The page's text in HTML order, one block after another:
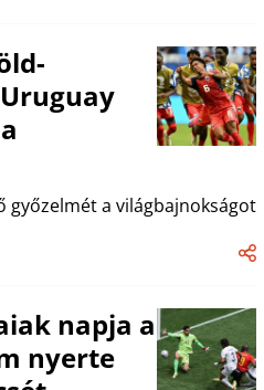
győzelmét a világbajnokságot
napja a
nyerte